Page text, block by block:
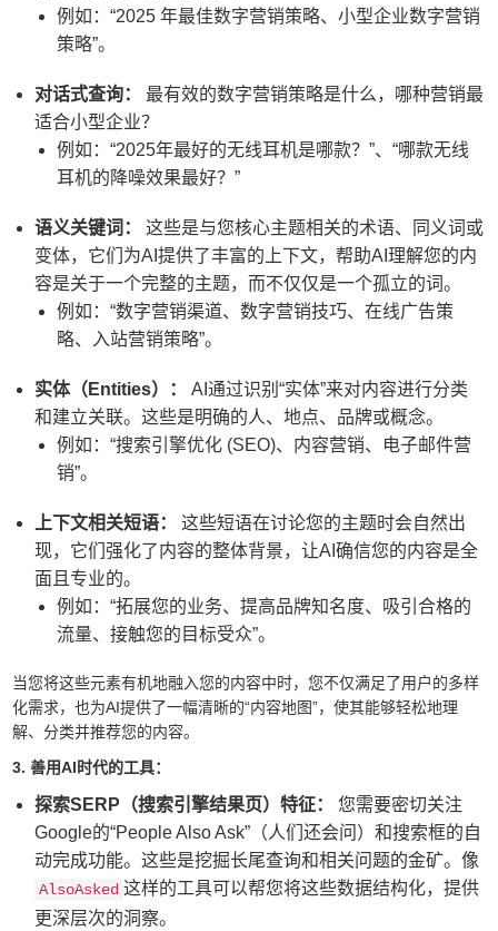
例如：“2025 年最佳数字营销策略、小型企业数字营销
策略”。
对话式查询：
最有效的数字营销策略是什么，哪种营销最
适合小型企业？
例如：“2025年最好的无线耳机是哪款？”、“哪款无线
耳机的降噪效果最好？”
语义关键词：
这些是与您核心主题相关的术语、同义词或
变体，它们为AI提供了丰富的上下文，帮助AI理解您的内
容是关于一个完整的主题，而不仅仅是一个孤立的词。
例如：“数字营销渠道、数字营销技巧、在线广告策
略、入站营销策略”。
实体（Entities）：
AI通过识别“实体”来对内容进行分类
和建立关联。这些是明确的人、地点、品牌或概念。
例如：“搜索引擎优化 (SEO)、内容营销、电子邮件营
销”。
上下文相关短语：
这些短语在讨论您的主题时会自然出
现，它们强化了内容的整体背景，让AI确信您的内容是全
面且专业的。
例如：“拓展您的业务、提高品牌知名度、吸引合格的
流量、接触您的目标受众”。
当您将这些元素有机地融入您的内容中时，您不仅满足了用户的多样
化需求，也为AI提供了一幅清晰的“内容地图”，使其能够轻松地理
解、分类并推荐您的内容。
3. 善用AI时代的工具：
探索SERP（搜索引擎结果页）特征：
您需要密切关注
Google的“People Also Ask”（人们还会问）和搜索框的自
动完成功能。这些是挖掘长尾查询和相关问题的金矿。像
AlsoAsked 这样的工具可以帮您将这些数据结构化，提供
更深层次的洞察。